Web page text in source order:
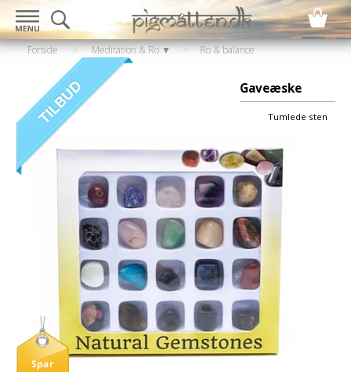
Forside > Meditation & Ro ▼ >
Ro & balance
Krystaller & sten
Gaveæske
Tumlede sten
Spar